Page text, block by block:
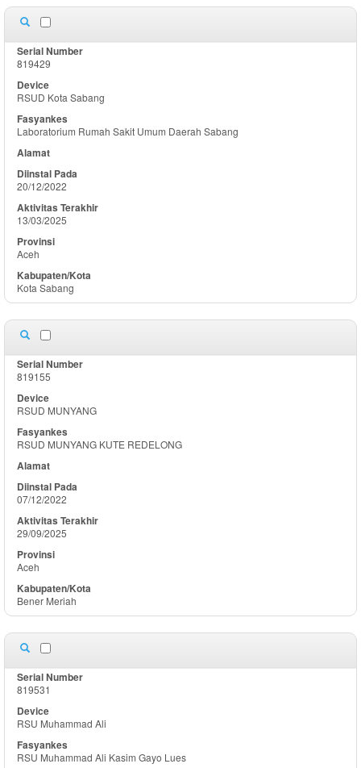
819429
RSUD Kota Sabang
Laboratorium Rumah Sakit Umum Daerah Sabang
20/12/2022
13/03/2025
Aceh
Kota Sabang
819155
RSUD MUNYANG
RSUD MUNYANG KUTE REDELONG
07/12/2022
29/09/2025
Aceh
Bener Meriah
819531
RSU Muhammad Ali
RSU Muhammad Ali Kasim Gayo Lues